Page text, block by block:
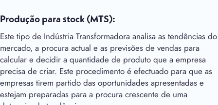
Produção para stock (MTS):
Este tipo de Indústria Transformadora analisa as tendências do
mercado, a procura actual e as previsões de vendas para
calcular e decidir a quantidade de produto que a empresa
precisa de criar. Este procedimento é efectuado para que as
empresas tirem partido das oportunidades apresentadas e
estejam preparadas para a procura crescente de uma